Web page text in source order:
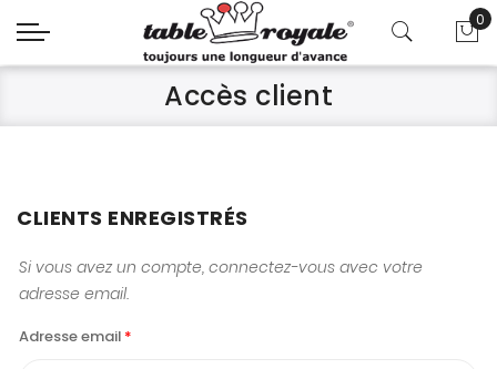
0
Accès client
CLIENTS ENREGISTRÉS
Si vous avez un compte, connectez-vous avec votre
adresse email.
Adresse email